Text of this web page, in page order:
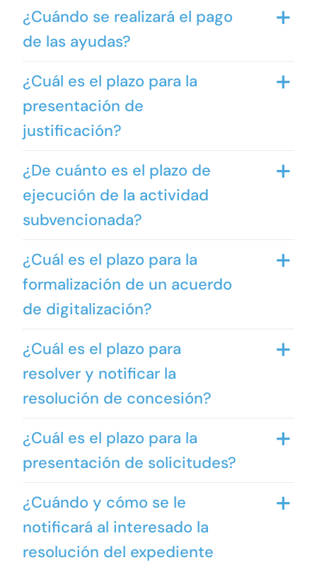
¿Cuándo se realizará el pago
de las ayudas?
¿Cuál es el plazo para la
presentación de
justificación?
¿De cuánto es el plazo de
ejecución de la actividad
subvencionada?
¿Cuál es el plazo para la
formalización de un acuerdo
de digitalización?
¿Cuál es el plazo para
resolver y notificar la
resolución de concesión?
¿Cuál es el plazo para la
presentación de solicitudes?
¿Cuándo y cómo se le
notificará al interesado la
resolución del expediente